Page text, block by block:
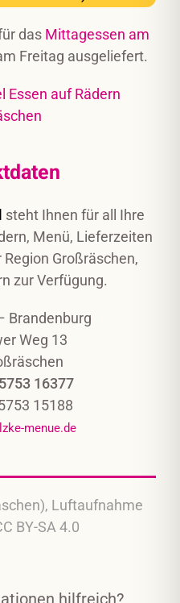
das Mittagessen am
Freitag ausgeliefert.
steht Ihnen für all Ihre
Menü, Lieferzeiten
Großräschen,
zur Verfügung.
Brandenburg
Weg 13
16377
15188
menue.de
Luftaufnahme
BY-SA 4.0
hilfreich?